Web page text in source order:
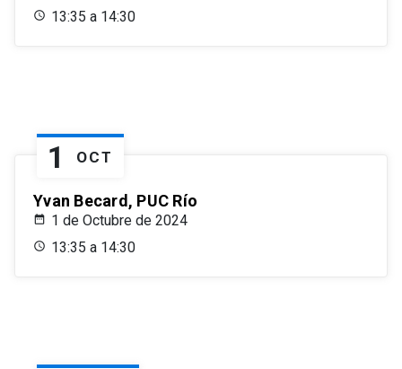
13:35 a 14:30
1 OCT
Yvan Becard, PUC Río
1 de Octubre de 2024
13:35 a 14:30